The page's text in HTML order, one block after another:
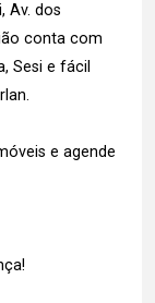
Av. dos
conta com
Sesi e fácil
e agende